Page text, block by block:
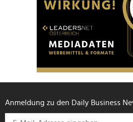
Anmeldung zu den Daily Business